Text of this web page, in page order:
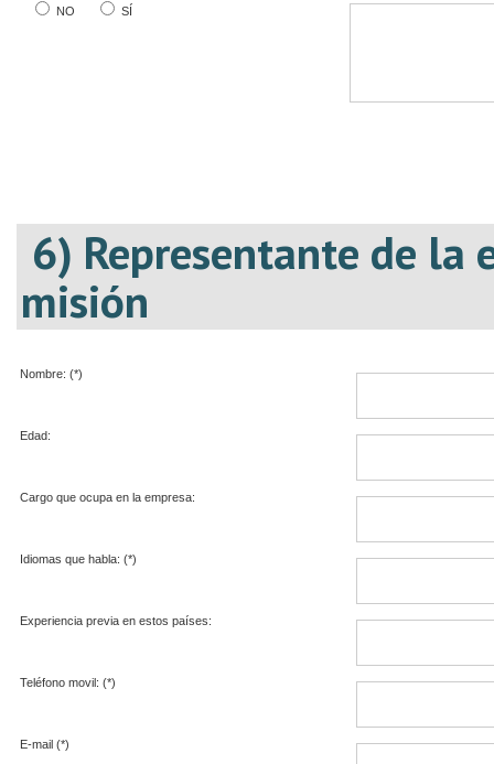
NO SÍ
6) Representante de la
misión
Nombre: (*)
Edad:
Cargo que ocupa en la empresa:
Idiomas que habla: (*)
Experiencia previa en estos países:
Teléfono movil: (*)
E-mail (*)